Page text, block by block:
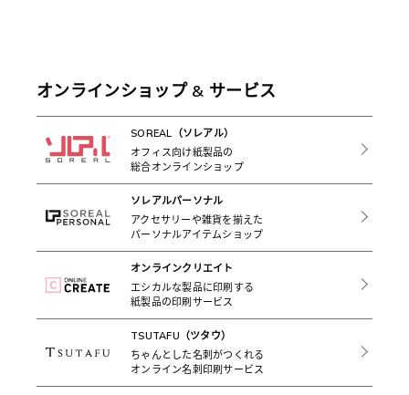
オンラインショップ & サービス
SOREAL（ソレアル）
オフィス向け紙製品の
総合オンラインショップ
ソレアルパーソナル
アクセサリーや雑貨を揃えた
パーソナルアイテムショップ
オンラインクリエイト
エシカルな製品に印刷する
紙製品の印刷サービス
TSUTAFU（ツタウ）
ちゃんとした名刺がつくれる
オンライン名刺印刷サービス